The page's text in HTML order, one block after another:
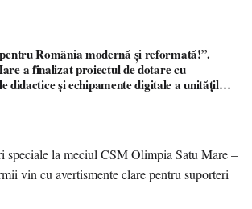
România modernă și reformată!”.
a finalizat proiectul de dotare cu
didactice și echipamente digitale a unităților